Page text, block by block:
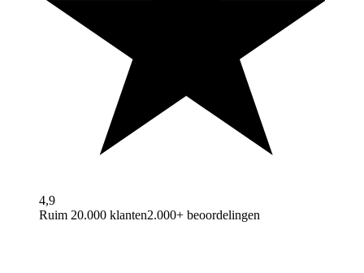
4,9
Ruim 20.000 klanten2.000+ beoordelingen